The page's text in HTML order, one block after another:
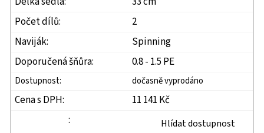
2
Spinning
0.8 - 1.5 PE
dočasně vyprodáno
11 141 Kč
Hlídat dostupnost